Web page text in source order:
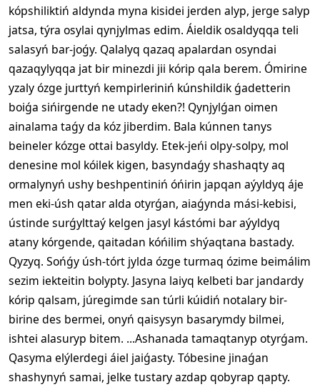
kópshiliktiń aldynda myna kisidei jerden alyp, jerge salyp
jatsa, týra osylai qynjylmas edim. Áieldik osaldyqqa teli
salasyń bar-joǵy. Qalalyq qazaq apalardan osyndai
qazaqylyqqa jat bir minezdi jii kórip qala berem. Ómirine
yzaly ózge jurttyń kempirleriniń kúnshildik ǵadetterin
boiǵa sińirgende ne utady eken?! Qynjylǵan oimen
ainalama taǵy da kóz jiberdim. Bala kúnnen tanys
beineler kózge ottai basyldy. Etek-jeńi olpy-solpy, mol
denesine mol kóilek kigen, basyndaǵy shashaqty aq
ormalynyń ushy beshpentiniń óńirin japqan aýyldyq áje
men eki-úsh qatar alda otyrǵan, aiaǵynda mási-kebisi,
ústinde surǵylttaý kelgen jasyl kástómi bar aýyldyq
atany kórgende, qaitadan kóńilim shýaqtana bastady.
Qyzyq. Sońǵy úsh-tórt jylda ózge turmaq ózime beimálim
sezim iekteitin bolypty. Jasyna laiyq kelbeti bar jandardy
kórip qalsam, júregimde san túrli kúidiń notalary bir-
birine des bermei, onyń qaisysyn basarymdy bilmei,
ishtei alasuryp bitem. ...Ashanada tamaqtanyp otyrǵam.
Qasyma elýlerdegi áiel jaiǵasty. Tóbesine jinaǵan
shashynyń samai, jelke tustary azdap qobyrap qapty.